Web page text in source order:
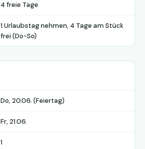
4 freie Tage
1 Urlaubstag nehmen, 4 Tage am Stück
frei (Do-So)
Do, 20.06. (Feiertag)
Fr, 21.06.
1